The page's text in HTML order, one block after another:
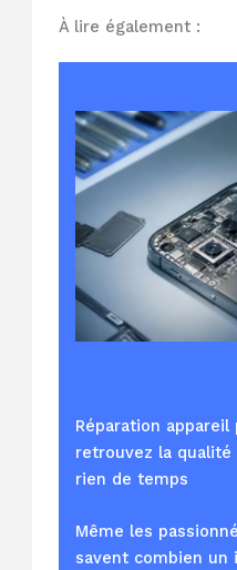
À lire également :
Réparation appareil
retrouvez la qualité
rien de temps
Même les
savent combien un